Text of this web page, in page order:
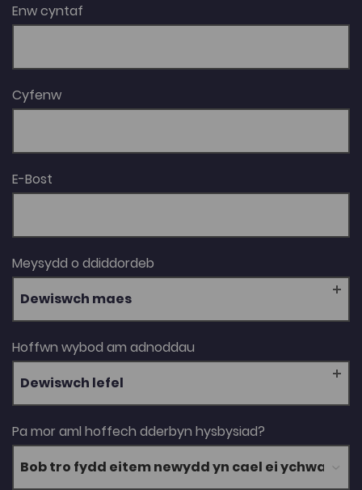
Enw cyntaf
Cyfenw
E-Bost
Meysydd o ddiddordeb
Dewiswch maes
Hoffwn wybod am adnoddau
Dewiswch lefel
Pa mor aml hoffech dderbyn hysbysiad?